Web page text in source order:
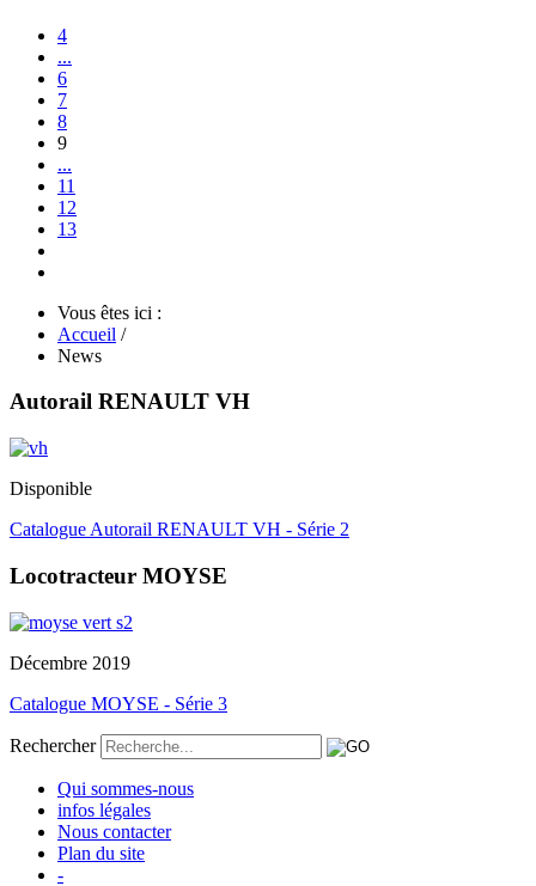
4
...
6
7
8
9
...
11
12
13
Vous êtes ici :
Accueil /
News
Autorail RENAULT VH
Disponible
Catalogue Autorail RENAULT VH - Série 2
Locotracteur MOYSE
Décembre 2019
Catalogue MOYSE - Série 3
Rechercher
Qui sommes-nous
infos légales
Nous contacter
Plan du site
-